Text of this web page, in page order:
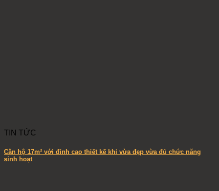
TIN TỨC
Căn hộ 17m² với đỉnh cao thiết kế khi vừa đẹp vừa đủ chức năng
sinh hoạt